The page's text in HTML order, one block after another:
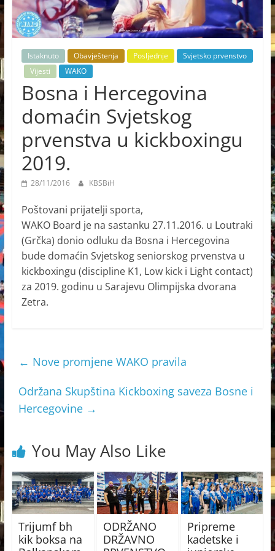
Istaknuto Obavještenja Posljednje
Svjetsko prvenstvo
Vijesti
WAKO
Bosna i Hercegovina
domaćin Svjetskog
prvenstva u kickboxingu
2019.
28/11/2016 KBSBiH
Poštovani prijatelji sporta,
WAKO Board je na sastanku 27.11.2016. u Loutraki
(Grčka) donio odluku da Bosna i Hercegovina
bude domaćin Svjetskog seniorskog prvenstva u
kickboxingu (discipline K1, Low kick i Light contact)
za 2019. godinu u Sarajevu Olimpijska dvorana
Zetra.
← Nove promjene WAKO pravila
Održana Skupština Kickboxing saveza Bosne i
Hercegovine →
You May Also Like
Trijumf bh
kik boksa na
ODRŽANO
DRŽAVNO
Pripreme
kadetske i